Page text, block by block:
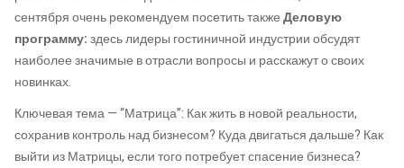
сентября очень рекомендуем посетить такжеДеловую
программу:здесь лидеры гостиничной индустрии обсудят
наиболее значимые в отрасли вопросы и расскажут о своих
новинках.
Ключевая тема — “Матрица”: Как жить в новой реальности,
сохранив контроль над бизнесом? Куда двигаться дальше? Как
выйти из Матрицы, если того потребует спасение бизнеса?